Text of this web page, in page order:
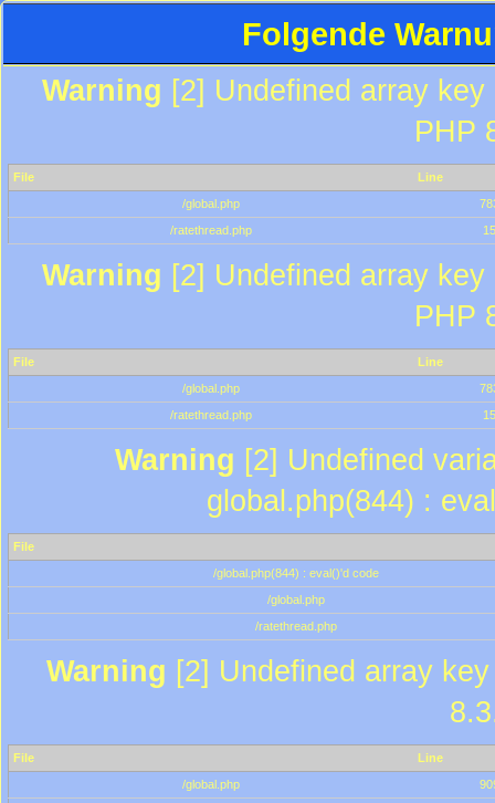
Folgende
Warning [2] Undefined array
PHP
File
Line
/global.php
/ratethread.php
15
Warning [2] Undefined array
PHP
File
Line
/global.php
/ratethread.php
15
Warning [2] Undefined
global.php(844) :
File
/global.php(844) : eval()'d code
/global.php
/ratethread.php
Warning [2] Undefined array
File
Line
/global.php